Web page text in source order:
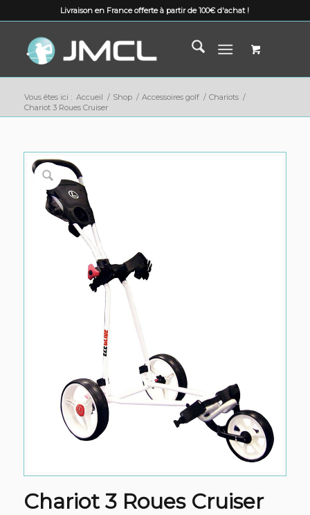
Livraison en France offerte à partir de 100€ d'achat !
Vous êtes ici : Accueil / Shop / Accessoires golf / Chariots /
Chariot 3 Roues Cruiser
Chariot 3 Roues Cruiser